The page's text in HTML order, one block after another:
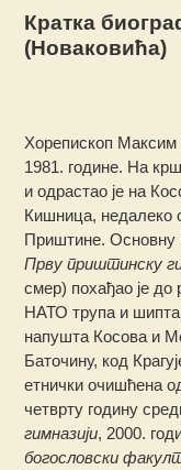
Кратка
(Новаковића)
Хорепископ Максим
1981. године. На
и одрастао је на
Кишница, недалеко
Приштине. Основну
Прву приштинску
смер) похађао је до
НАТО трупа и
напушта Косова и
Баточину, код
етнички очишћена
четврту годину
гимназији, 2000.
богословски